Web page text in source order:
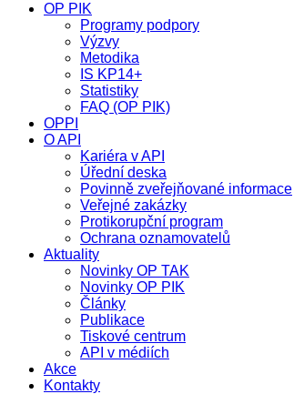
OP PIK
Programy podpory
Výzvy
Metodika
IS KP14+
Statistiky
FAQ (OP PIK)
OPPI
O API
Kariéra v API
Úřední deska
Povinně zveřejňované informace
Veřejné zakázky
Protikorupční program
Ochrana oznamovatelů
Aktuality
Novinky OP TAK
Novinky OP PIK
Články
Publikace
Tiskové centrum
API v médiích
Akce
Kontakty